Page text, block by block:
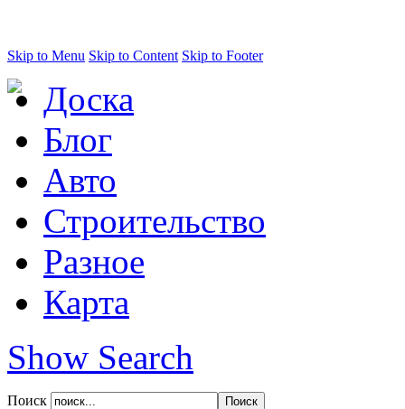
Skip to Menu Skip to Content Skip to Footer
Доска
Блог
Авто
Строительство
Разное
Карта
Show Search
Поиск